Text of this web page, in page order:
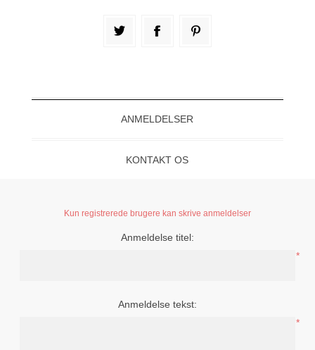
ANMELDELSER
KONTAKT OS
Kun registrerede brugere kan skrive anmeldelser
Anmeldelse titel:
*
Anmeldelse tekst:
*